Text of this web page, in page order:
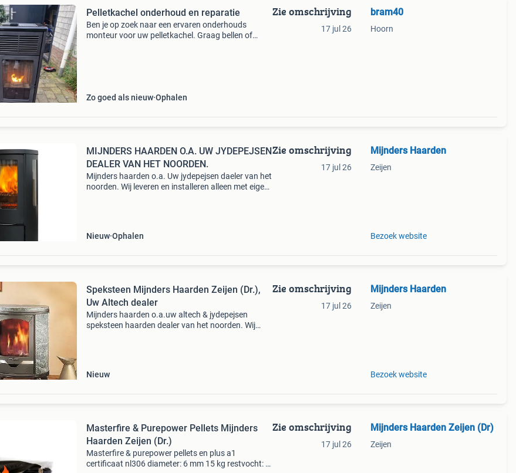
Pelletkachel onderhoud en reparatie
Ben je op zoek naar een ervaren onderhouds
monteur voor uw pelletkachel. Graag bellen of
Zo goed als nieuw Ophalen
Zie omschrijving
17 jul 26
bram40
Hoorn
MIJNDERS HAARDEN O.A. UW JYDEPEJSEN
DEALER VAN HET NOORDEN.
Mijnders haarden o.a. Uw jydepejsen daeler van het
noorden. Wij leveren en installeren alleen met eigen
Nieuw Ophalen
Zie omschrijving
17 jul 26
Mijnders Haarden
Zeijen
Bezoek website
Speksteen Mijnders Haarden Zeijen (Dr.),
Uw Altech dealer
Mijnders haarden o.a.uw altech & jydepejsen
speksteen haarden dealer van het noorden. Wij
Nieuw
Zie omschrijving
17 jul 26
Mijnders Haarden
Zeijen
Bezoek website
Masterfire & Purepower Pellets Mijnders
Haarden Zeijen (Dr.)
Masterfire & purepower pellets en plus a1
certificaat nl306 diameter: 6 mm 15 kg restvocht: <
Zie omschrijving
17 jul 26
Mijnders Haarden Zeijen (Dr)
Zeijen